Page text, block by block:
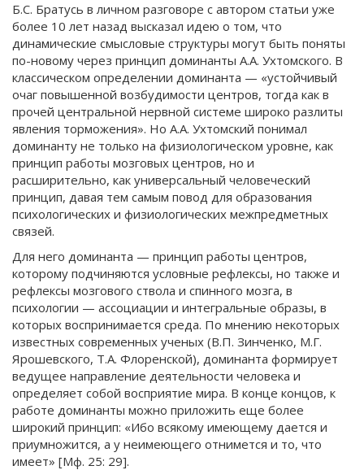
Б.С. Братусь в личном разговоре с автором статьи уже
более 10 лет назад высказал идею о том, что
динамические смысловые структуры могут быть поняты
по-новому через принцип доминанты А.А. Ухтомского. В
классическом определении доминанта — «устойчивый
очаг повышенной возбудимости центров, тогда как в
прочей центральной нервной системе широко разлиты
явления торможения». Но А.А. Ухтомский понимал
доминанту не только на физиологическом уровне, как
принцип работы мозговых центров, но и
расширительно, как универсальный человеческий
принцип, давая тем самым повод для образования
психологических и физиологических межпредметных
связей.
Для него доминанта — принцип работы центров,
которому подчиняются условные рефлексы, но также и
рефлексы мозгового ствола и спинного мозга, в
психологии — ассоциации и интегральные образы, в
которых воспринимается среда. По мнению некоторых
известных современных ученых (В.П. Зинченко, М.Г.
Ярошевского, Т.А. Флоренской), доминанта формирует
ведущее направление деятельности человека и
определяет собой восприятие мира. В конце концов, к
работе доминанты можно приложить еще более
широкий принцип: «Ибо всякому имеющему дается и
приумножится, а у неимеющего отнимется и то, что
имеет» [Мф. 25: 29].